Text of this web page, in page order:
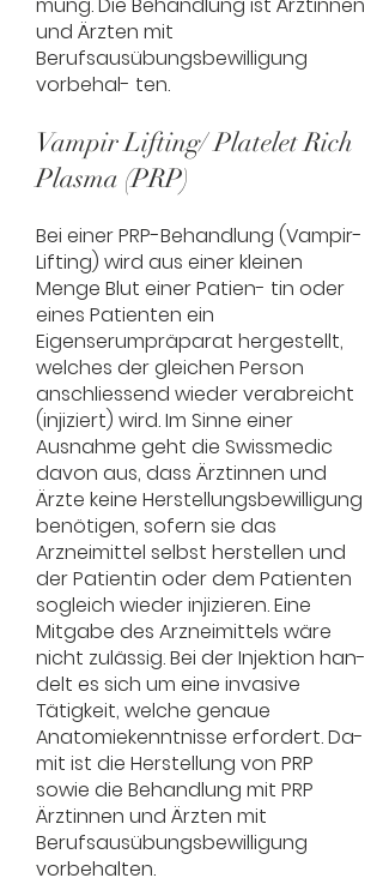
und Ärzten mit
Berufsausübungsbewilligung
vorbehal- ten.
Vampir Lifting/ Platelet Rich
Plasma (PRP)
Bei einer PRP-Behandlung (Vampir-
Lifting) wird aus einer kleinen
Menge Blut einer Patien- tin oder
eines Patienten ein
Eigenserumpräparat hergestellt,
welches der gleichen Person
anschliessend wieder verabreicht
(injiziert) wird. Im Sinne einer
Ausnahme geht die Swissmedic
davon aus, dass Ärztinnen und
Ärzte keine Herstellungsbewilligung
benötigen, sofern sie das
Arzneimittel selbst herstellen und
der Patientin oder dem Patienten
sogleich wieder injizieren. Eine
Mitgabe des Arzneimittels wäre
nicht zulässig. Bei der Injektion han-
delt es sich um eine invasive
Tätigkeit, welche genaue
Anatomiekenntnisse erfordert. Da-
mit ist die Herstellung von PRP
sowie die Behandlung mit PRP
Ärztinnen und Ärzten mit
Berufsausübungsbewilligung
vorbehalten.